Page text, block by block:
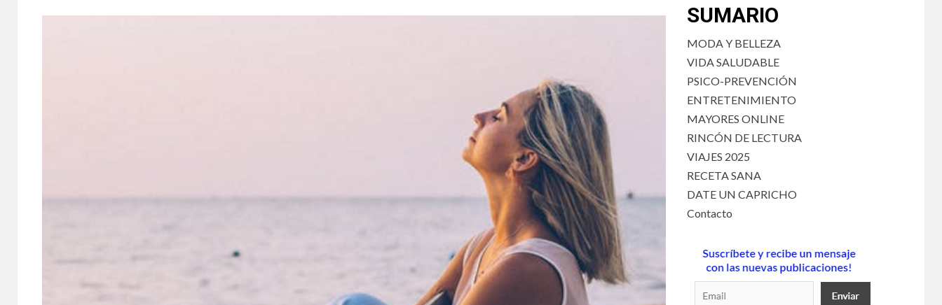
SUMARIO
MODA Y BELLEZA
VIDA SALUDABLE
PSICO-PREVENCIÓN
ENTRETENIMIENTO
MAYORES ONLINE
RINCÓN DE LECTURA
VIAJES 2025
RECETA SANA
DATE UN CAPRICHO
Contacto